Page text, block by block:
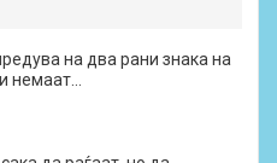
на два рани знака на
немаат…